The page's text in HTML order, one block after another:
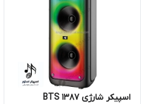
اسپیکر شارژی BTS 1387